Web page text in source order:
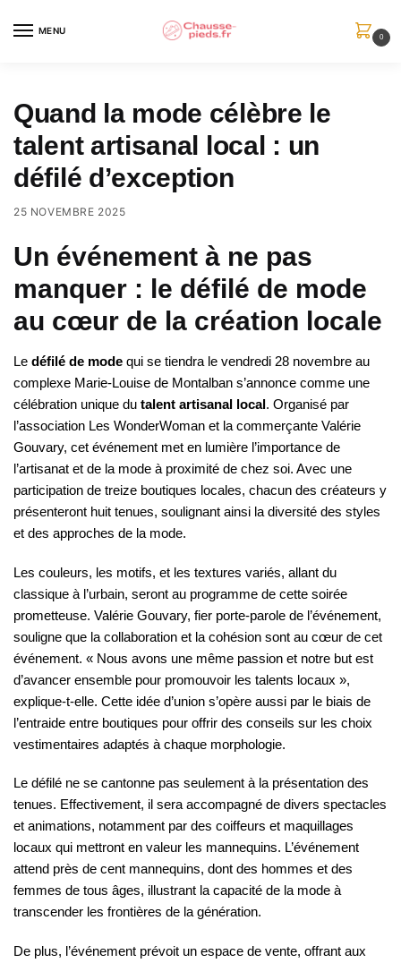
MENU
0
Quand la mode célèbre le
talent artisanal local : un
défilé d’exception
25 NOVEMBRE 2025
Un événement à ne pas
manquer : le défilé de mode
au cœur de la création locale
Le défilé de mode qui se tiendra le vendredi 28 novembre au
complexe Marie-Louise de Montalban s’annonce comme une
célébration unique du talent artisanal local. Organisé par
l’association Les WonderWoman et la commerçante Valérie
Gouvary, cet événement met en lumière l’importance de
l’artisanat et de la mode à proximité de chez soi. Avec une
participation de treize boutiques locales, chacun des créateurs y
présenteront huit tenues, soulignant ainsi la diversité des styles
et des approches de la mode.
Les couleurs, les motifs, et les textures variés, allant du
classique à l’urbain, seront au programme de cette soirée
prometteuse. Valérie Gouvary, fier porte-parole de l’événement,
souligne que la collaboration et la cohésion sont au cœur de cet
événement. « Nous avons une même passion et notre but est
d’avancer ensemble pour promouvoir les talents locaux »,
explique-t-elle. Cette idée d’union s’opère aussi par le biais de
l’entraide entre boutiques pour offrir des conseils sur les choix
vestimentaires adaptés à chaque morphologie.
Le défilé ne se cantonne pas seulement à la présentation des
tenues. Effectivement, il sera accompagné de divers spectacles
et animations, notamment par des coiffeurs et maquillages
locaux qui mettront en valeur les mannequins. L’événement
attend près de cent mannequins, dont des hommes et des
femmes de tous âges, illustrant la capacité de la mode à
transcender les frontières de la génération.
De plus, l’événement prévoit un espace de vente, offrant aux